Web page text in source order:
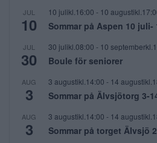
JUL
10
10 julikl.16:00 - 10
Sommar på Aspen 10 juli-
JUL
30
30 julikl.08:00 - 10
Boule för seniorer
AUG
3
3 augustikl.14:00 - 14
Sommar på Älvsjötorg 3-
AUG
3
3 augustikl.14:00 - 14
Sommar på torget Älvsjö